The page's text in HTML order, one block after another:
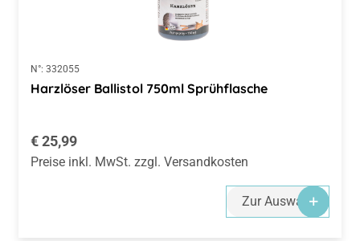
N°: 332055
Harzlöser Ballistol 750ml Sprühflasche
Regulärer Preis:
€ 25,99
Preise inkl. MwSt. zzgl. Versandkosten
Zur Auswahl